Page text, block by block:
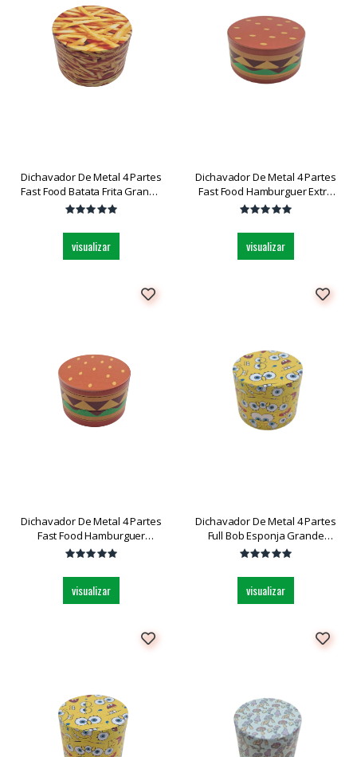
Dichavador De Metal 4 Partes
Fast Food Batata Frita Grande
Dk5130bd-4 Und
visualizar
Dichavador De Metal 4 Partes
Fast Food Hamburguer Extra
Grande Dk5910w-4 Und
visualizar
Dichavador De Metal 4 Partes
Fast Food Hamburguer
Grande Dk5130bd-4 Und
visualizar
Dichavador De Metal 4 Partes
Full Bob Esponja Grande
Dk5031bw-4 Und
visualizar